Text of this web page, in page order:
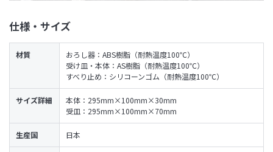
仕様・サイズ
材質
おろし器：ABS樹脂（耐熱温度100℃）
受け皿・本体：AS樹脂（耐熱温度100℃）
すべり止め：シリコーンゴム（耐熱温度100℃）
サイズ詳細
本体：295mm×100mm×30mm
受皿：295mm×100mm×70mm
生産国 日本